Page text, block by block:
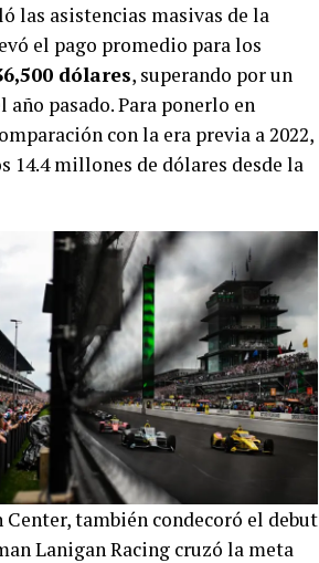
las asistencias masivas de la
el pago promedio para los
dólares, superando por un
pasado. Para ponerlo en
con la era previa a 2022,
14.4 millones de dólares desde la
también condecoró el debut
Lanigan Racing cruzó la meta